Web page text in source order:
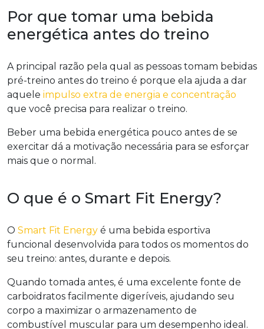
Por que tomar uma bebida
energética antes do treino
A principal razão pela qual as pessoas tomam bebidas
pré-treino antes do treino é porque ela ajuda a dar
aquele impulso extra de energia e concentração
que você precisa para realizar o treino.
Beber uma bebida energética pouco antes de se
exercitar dá a motivação necessária para se esforçar
mais que o normal.
O que é o Smart Fit Energy?
O Smart Fit Energy é uma bebida esportiva
funcional desenvolvida para todos os momentos do
seu treino: antes, durante e depois.
Quando tomada antes, é uma excelente fonte de
carboidratos facilmente digeríveis, ajudando seu
corpo a maximizar o armazenamento de
combustível muscular para um desempenho ideal.